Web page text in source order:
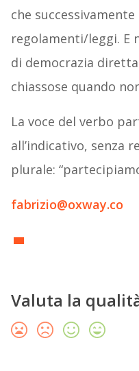
che
regolamenti/leggi. E
di democrazia
chiassose quando
La voce del verbo
all’indicativo, senza
plurale:
fabrizio@oxway.co
Valuta la